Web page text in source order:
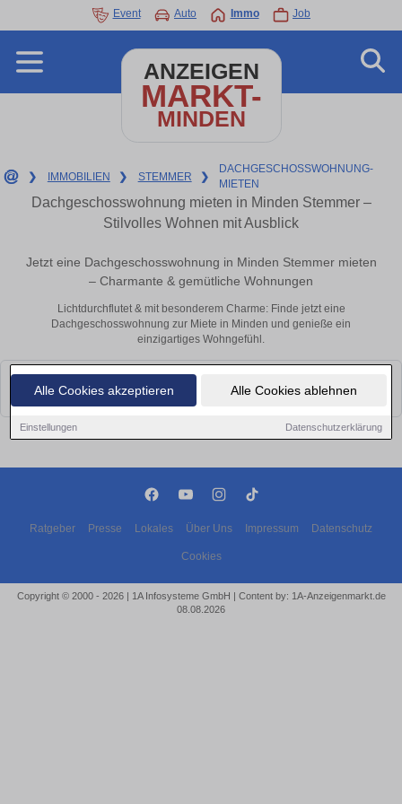
Alle Cookies akzeptieren Alle Cookies ablehnen
Einstellungen Datenschutzerklärung
Event Auto Immo Job
ANZEIGEN
MARKT-
MINDEN
❯ IMMOBILIEN ❯ STEMMER ❯
DACHGESCHOSSWOHNUNG-
MIETEN
Dachgeschosswohnung mieten in Minden Stemmer –
Stilvolles Wohnen mit Ausblick
Jetzt eine Dachgeschosswohnung in Minden Stemmer mieten
– Charmante & gemütliche Wohnungen
Lichtdurchflutet & mit besonderem Charme: Finde jetzt eine
Dachgeschosswohnung zur Miete in Minden und genieße ein
einzigartiges Wohngefühl.
Leider konnten wir derzeit keine passenden Objekte finden. Schauen Sie
bald wieder vorbei!
Ratgeber Presse Lokales Über Uns Impressum Datenschutz
Cookies
Copyright © 2000 - 2026 | 1A Infosysteme GmbH | Content by: 1A-Anzeigenmarkt.de
08.08.2026